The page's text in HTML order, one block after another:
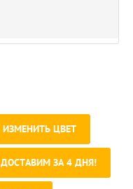
ИЗМЕНИТЬ ЦВЕТ
ДОСТАВИМ ЗА 4 ДНЯ!